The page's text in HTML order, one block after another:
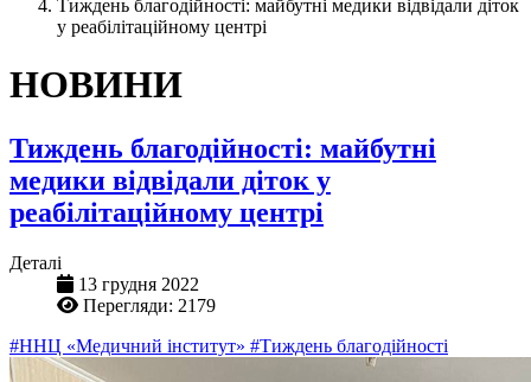
Тиждень благодійності: майбутні медики відвідали діток
у реабілітаційному центрі
НОВИНИ
Тиждень благодійності: майбутні
медики відвідали діток у
реабілітаційному центрі
Деталі
13 грудня 2022
Перегляди: 2179
#ННЦ «Медичний інститут» #Тиждень благодійності